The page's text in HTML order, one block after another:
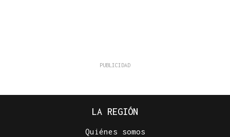
LA REGIÓN
Quiénes somos